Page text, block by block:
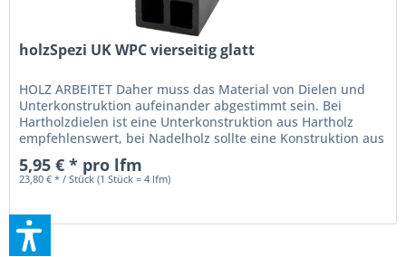
holzSpezi UK WPC vierseitig glatt
HOLZ ARBEITET Daher muss das Material von Dielen und
Unterkonstruktion aufeinander abgestimmt sein. Bei
Hartholzdielen ist eine Unterkonstruktion aus Hartholz
empfehlenswert, bei Nadelholz sollte eine Konstruktion aus
Nadelholz verwendet...
5,95 € * pro lfm
23,80 € * / Stück (1 Stück = 4 lfm)